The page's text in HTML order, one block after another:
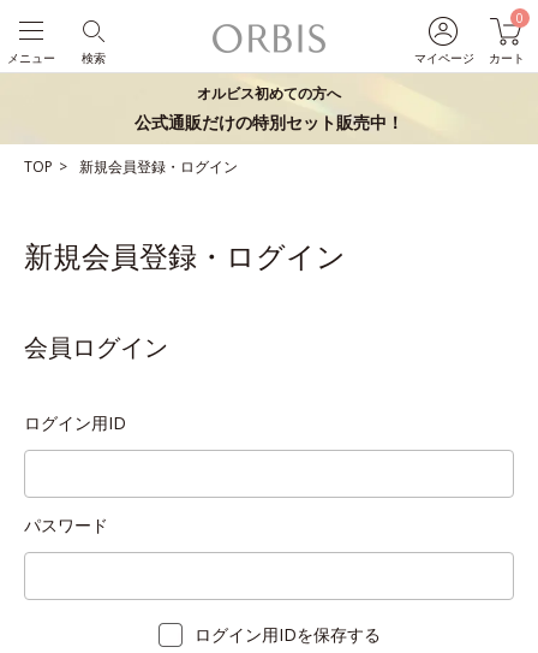
マイページ
0
カート
検索
メニュー
オルビス初めての方へ
公式通販だけの特別セット販売中！
TOP 新規会員登録・ログイン
新規会員登録・ログイン
会員ログイン
ログイン用ID
パスワード
ログイン用IDを保存する